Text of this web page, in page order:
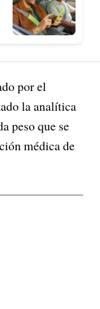
por el
la analítica
peso que se
médica de